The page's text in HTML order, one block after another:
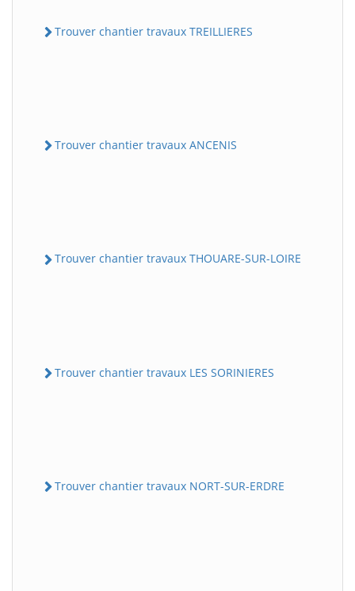
Trouver chantier travaux TREILLIERES
Trouver chantier travaux ANCENIS
Trouver chantier travaux THOUARE-SUR-LOIRE
Trouver chantier travaux LES SORINIERES
Trouver chantier travaux NORT-SUR-ERDRE